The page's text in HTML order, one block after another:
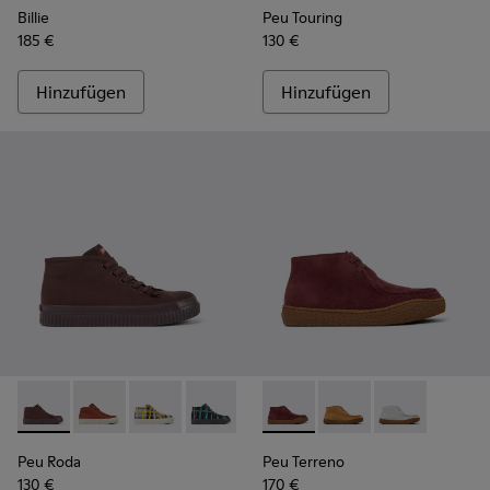
Billie
185 €
Hinzufügen
Peu Touring
130 €
Hinzufügen
Peu Roda - K400742-002 - Burgunderrote Textilstiefeletten
Peu Roda - K400742-006
Peu Roda - K400742-005
Peu Roda - K400742-004
Peu Roda - K400742-003
Peu Roda - K400742-001
Peu Roda
130 €
Peu Terreno - K400813-
Peu Terreno -Peu Terreno
Peu Terreno
170 €